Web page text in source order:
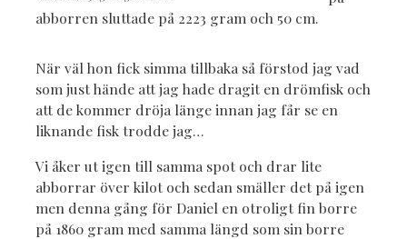
abborren sluttade på 2223 gram och 50 cm.
När väl hon fick simma tillbaka så förstod jag vad
som just hände att jag hade dragit en drömfisk och
att de kommer dröja länge innan jag får se en
liknande fisk trodde jag…
Vi åker ut igen till samma spot och drar lite
abborrar över kilot och sedan smäller det på igen
men denna gång för Daniel en otroligt fin borre
på 1860 gram med samma längd som sin borre